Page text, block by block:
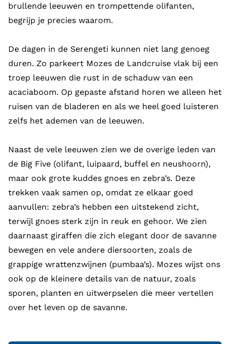
brullende leeuwen en trompettende olifanten,
begrijp je precies waarom.
De dagen in de Serengeti kunnen niet lang genoeg
duren. Zo parkeert Mozes de Landcruise vlak bij een
troep leeuwen die rust in de schaduw van een
acaciaboom. Op gepaste afstand horen we alleen het
ruisen van de bladeren en als we heel goed luisteren
zelfs het ademen van de leeuwen.
Naast de vele leeuwen zien we de overige leden van
de Big Five (olifant, luipaard, buffel en neushoorn),
maar ook grote kuddes gnoes en zebra’s. Deze
trekken vaak samen op, omdat ze elkaar goed
aanvullen: zebra’s hebben een uitstekend zicht,
terwijl gnoes sterk zijn in reuk en gehoor. We zien
daarnaast giraffen die zich elegant door de savanne
bewegen en vele andere diersoorten, zoals de
grappige wrattenzwijnen (pumbaa’s). Mozes wijst ons
ook op de kleinere details van de natuur, zoals
sporen, planten en uitwerpselen die meer vertellen
over het leven op de savanne.